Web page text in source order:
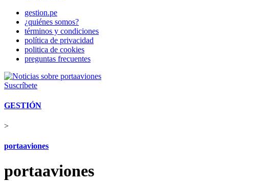
gestion.pe
¿quiénes somos?
términos y condiciones
política de privacidad
politica de cookies
preguntas frecuentes
Suscríbete
GESTIÓN
>
portaaviones
portaaviones